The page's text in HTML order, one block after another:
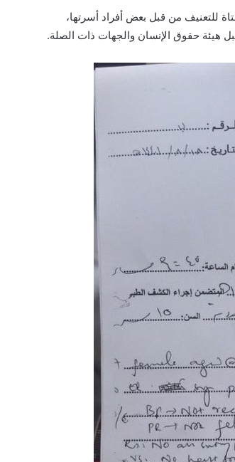
للتعنيف من قبل بعض أفراد أسرتها،
هيئة حقوق الإنسان والجهات ذات الصلة.